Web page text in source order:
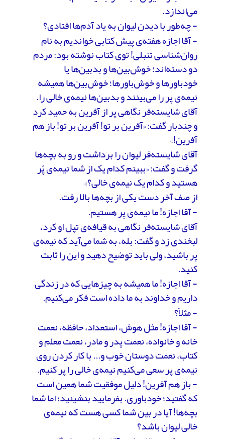
می‌اندازد.
- چه‌طور با دیدن لیوان به یاد آدم‌ها افتادی؟
- آقا اجازه هفته‌ی پیش کتابی خواندیم به نام
روان‌شناسی تنبلی! توی کتاب نوشته بود: مردم
دو دسته‌اند؛ خوش‌بین‌‌ها و بدبین‌ها یا
خودباورها و خوش‌باورها؛ خوش‌بین‌‌ها همیشه
نیمه‌ی پر را می‌بینند و بدبین‌ها نیمه‌ی خالی را.
آقای شایسته‌فر نگاهی پر از آفرین به حمید کرد
و چندبار گفت: «آفرین بر تو! آفرین بر تو! باز هم
آفرین!»
آقای شایسته‌فر لیوان را برداشت و رو به بچه‌ها
گرفت و گفت: «ببینم کدام یک از شما نیمه‌ی پُر
هستید و کدام یک نیمه‌ی خالی؟»
از صف آخر دست یکی از بچه‌ها بالا رفت.
- آقا اجازه! ما نیمه‌ی پر هستیم.
آقای شایسته‌فر نگاهی به قیافه‌ی تپل او کرد،
لبخندی زد و گفت: بله، به شما می‌آید که نیمه‌ی
پر باشید، ولی باید توضیح دهید و این را ثابت
کنید.
- آقا اجازه! ما همیشه به چیزهایی که در زندگی
داریم و خداوند به ما داده است فکر می‌کنیم.
- مثلاً؟
- آقا اجازه! مثل هوش، استعداد، حافظه، نعمت
خانه و خانواده، نعمت پدر و مادر، نعمت معلم و
کتاب، نعمت دوستان خوب و... با کار کردن روی
نیمه‌ی پر سعی می‌کنیم نیمه‌ی خالی را پر کنیم.
- باز هم آفرین! دلیل موفقیت شما همین است
که گفتید؛ خودباوری. بفرمایید بنشینید؛ اما شما
بچه‌ها! آیا در بین شما کسی هست که نیمه‌ی
خالی لیوان باشد؟